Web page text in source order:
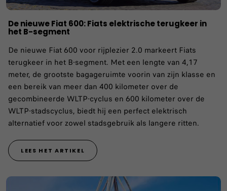
De nieuwe Fiat 600: Fiats elektrische terugkeer in
het B-segment
De nieuwe Fiat 600 voor rijplezier 2.0 markeert Fiats
terugkeer in het B-segment. Met een lengte van 4,17
meter, de grootste bagageruimte voorin van zijn klasse en
een bereik van meer dan 400 kilometer over de
gecombineerde WLTP-cyclus en 600 kilometer over de
WLTP-stadscyclus, biedt hij een perfect elektrisch
alternatief voor zowel stadsgebruik als langere ritten.
LEES HET ARTIKEL